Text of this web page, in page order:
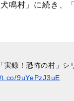
鳴村」に続き、
実録！恐怖の村」
9uYePzJ3uE